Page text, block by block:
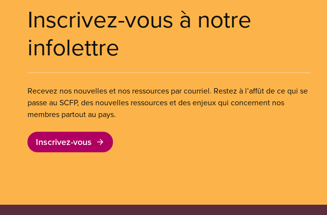
Inscrivez-vous à notre
infolettre
Recevez nos nouvelles et nos ressources par courriel. Restez à l’affût de ce qui se
passe au SCFP, des nouvelles ressources et des enjeux qui concernent nos
membres partout au pays.
Inscrivez-vous